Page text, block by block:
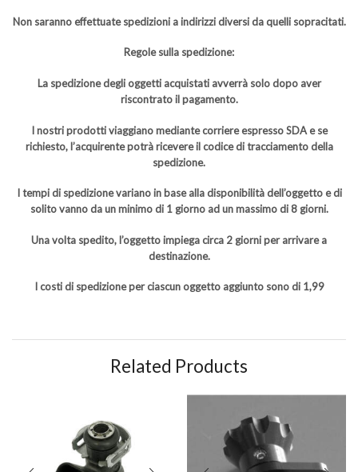
Non saranno effettuate spedizioni a indirizzi diversi da quelli sopracitati.
Regole sulla spedizione:
La spedizione degli oggetti acquistati avverrà solo dopo aver
riscontrato il pagamento.
I nostri prodotti viaggiano mediante corriere espresso SDA e se
richiesto, l’acquirente potrà ricevere il codice di tracciamento della
spedizione.
I tempi di spedizione variano in base alla disponibilità dell’oggetto e di
solito vanno da un minimo di 1 giorno ad un massimo di 8 giorni.
Una volta spedito, l’oggetto impiega circa 2 giorni per arrivare a
destinazione.
I costi di spedizione per ciascun oggetto aggiunto sono di 1,99
Related Products